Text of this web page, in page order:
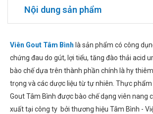
Nội dung sản phẩm
Viên Gout Tâm Bình là sản phẩm có công
chứng đau do gút, lợi tiểu, tăng đào thải acid
bào chế dựa trên thành phần chính là hy
trọng và các dược liệu từ tự nhiên. Thực
Gout Tâm Bình được bào chế dạng viên nang
xuất tại công ty bởi thương hiệu Tâm Bình -